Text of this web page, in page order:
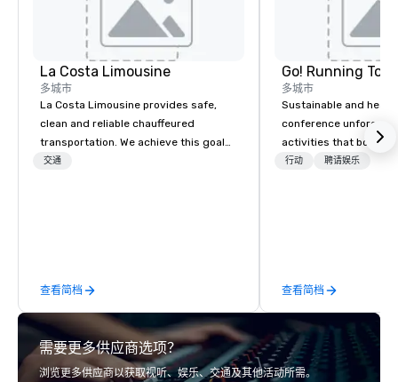
La Costa Limousine
多城市
La Costa Limousine provides safe,
clean and reliable chauffeured
transportation. We achieve this goal
with highly trained chauffeurs, the
late model luxury vehicles to the
highly experienced and professional
team of chauffeurs and support staff;
you will know quality when you travel
with La Costa Limousine.
交通
查看简档
Go! Running
多城市
Sustainable and
conference
activities that boost
lower carbon
行动 聘请娱乐
查看简档
需要更多供应商选项？
浏览更多供应商以获取视听、娱乐、交通及其他活动所需。